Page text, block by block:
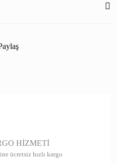
kullanarak tarafımıza
HİZMETİ
ücretsiz hızlı kargo